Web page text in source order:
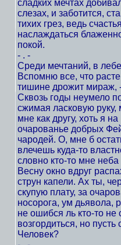
сладких мечтах
слезах, и заботится,
тихих грез, ведь
наслаждаться
покой.
- . -
Среди мечтаний, в
Вспомню все, что
тишине дрожит мираж,
Сквозь годы неумело
сжимая ласковую руку,
мне как другу, хоть я
очарованье добрых
чародей. О, мне б
влечешь куда-то
словно кто-то мне неба
Весну окно вдруг
струн капели. Ах ты,
скупую плату, за
носорога, ум дьявола,
не ошибся ль кто-то
возгордиться, но
Человек?